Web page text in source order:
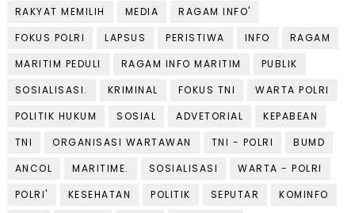
RAKYAT MEMILIH
MEDIA
RAGAM INFO'
FOKUS POLRI
LAPSUS PERISTIWA INFO
RAGAM
MARITIM PEDULI
RAGAM INFO MARITIM
PUBLIK
SOSIALISASI.
KRIMINAL FOKUS TNI
WARTA POLRI
POLITIK HUKUM
SOSIAL ADVETORIAL
KEPABEAN
TNI
ORGANISASI WARTAWAN TNI - POLRI
BUMD
ANCOL
MARITIME. SOSIALISASI
WARTA - POLRI
POLRI'
KESEHATAN POLITIK SEPUTAR
KOMINFO